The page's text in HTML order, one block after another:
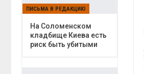
ПИСЬМА В РЕДАКЦИЮ
На Соломенском
кладбище Киева есть
риск быть убитыми